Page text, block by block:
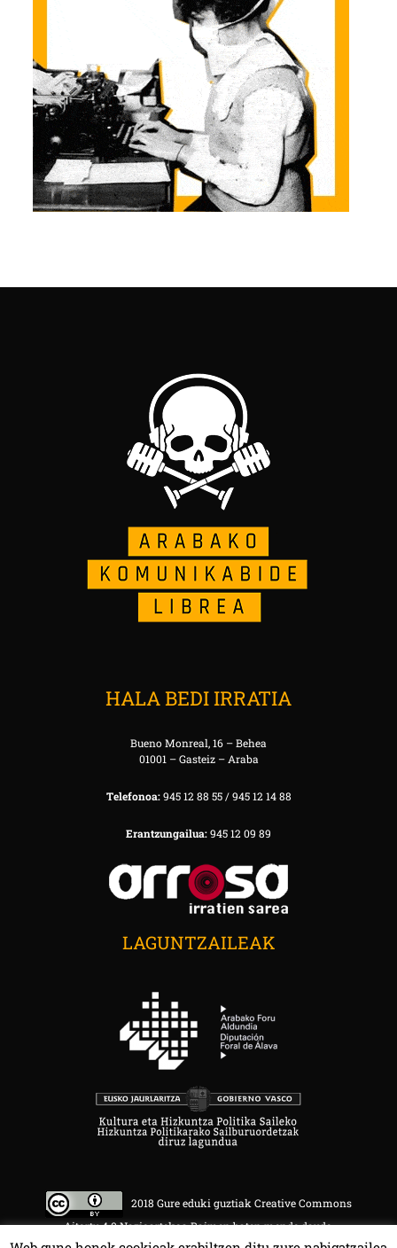
HALA BEDI IRRATIA
Bueno Monreal, 16 – Behea
01001 – Gasteiz – Araba
Telefonoa:945 12 88 55 / 945 12 14 88
Erantzungailua:945 12 09 89
LAGUNTZAILEAK
2018 Gure eduki guztiak Creative Commons
Aitortu 4.0 Nazioartekoa Baimen baten mende daude.